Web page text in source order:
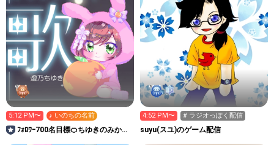
5:12 PM〜 ♪ いのちの名前
ﾌｫﾛﾜｰ700名目標‪‪🍊ちゆきのみかん
4:52 PM〜 # ラジオっぽく配信
suyu(スユ)のゲーム配信